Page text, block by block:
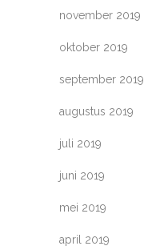
november 2019
oktober 2019
september 2019
augustus 2019
juli 2019
juni 2019
mei 2019
april 2019